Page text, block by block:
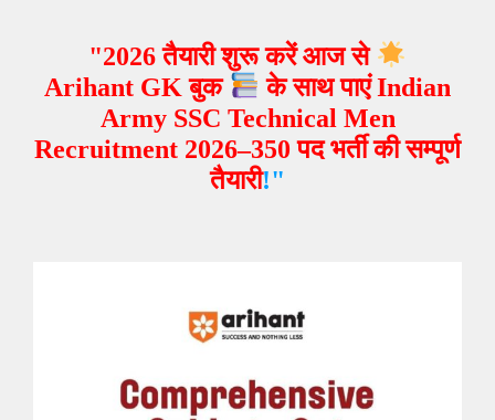
"2026 तैयारी शुरू करें आज से
Arihant GK बुक
के साथ पाएं Indian
Army SSC Technical Men
Recruitment 2026–350 पद भर्तीकी सम्पूर्ण
तैयारी!"